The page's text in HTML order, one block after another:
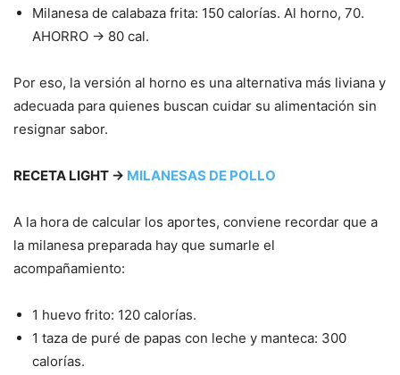
Milanesa de calabaza frita: 150 calorías. Al horno, 70.
AHORRO → 80 cal.
Por eso, la versión al horno es una alternativa más liviana y
adecuada para quienes buscan cuidar su alimentación sin
resignar sabor.
RECETA LIGHT → MILANESAS DE POLLO
A la hora de calcular los aportes, conviene recordar que a
la milanesa preparada hay que sumarle el
acompañamiento:
1 huevo frito: 120 calorías.
1 taza de puré de papas con leche y manteca: 300
calorías.